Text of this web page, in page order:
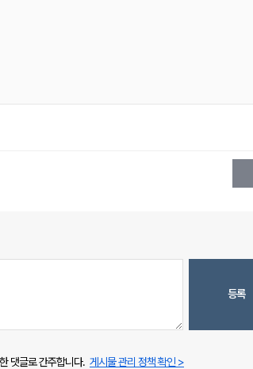
등록
댓글로 간주합니다. 게시물 관리 정책 확인 >